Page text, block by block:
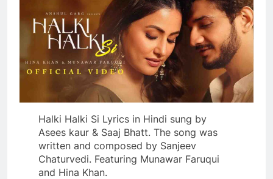
Halki Halki Si Lyrics in Hindi sung by
Asees kaur & Saaj Bhatt. The song was
written and composed by Sanjeev
Chaturvedi. Featuring Munawar Faruqui
and Hina Khan.